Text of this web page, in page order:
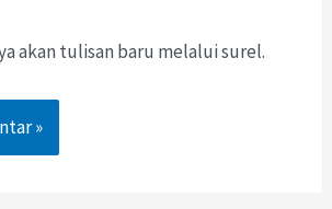
akan tulisan baru melalui surel.